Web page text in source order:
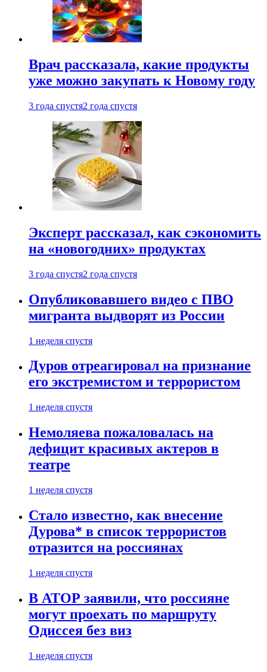
Врач рассказала, какие продукты
уже можно закупать к Новому году
3 года спустя2 года спустя
Эксперт рассказал, как сэкономить
на «новогодних» продуктах
3 года спустя2 года спустя
Опубликовавшего видео с ПВО
мигранта выдворят из России
1 неделя спустя
Дуров отреагировал на признание
его экстремистом и террористом
1 неделя спустя
Немоляева пожаловалась на
дефицит красивых актеров в
театре
1 неделя спустя
Стало известно, как внесение
Дурова* в список террористов
отразится на россиянах
1 неделя спустя
В АТОР заявили, что россияне
могут проехать по маршруту
Одиссея без виз
1 неделя спустя